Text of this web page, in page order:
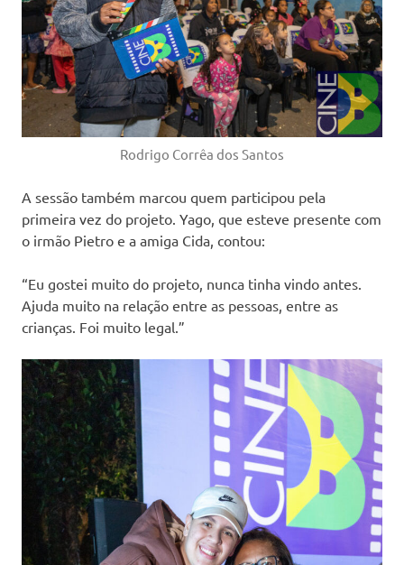
Rodrigo Corrêa dos Santos
A sessão também marcou quem participou pela
primeira vez do projeto. Yago, que esteve presente com
o irmão Pietro e a amiga Cida, contou:
“Eu gostei muito do projeto, nunca tinha vindo antes.
Ajuda muito na relação entre as pessoas, entre as
crianças. Foi muito legal.”